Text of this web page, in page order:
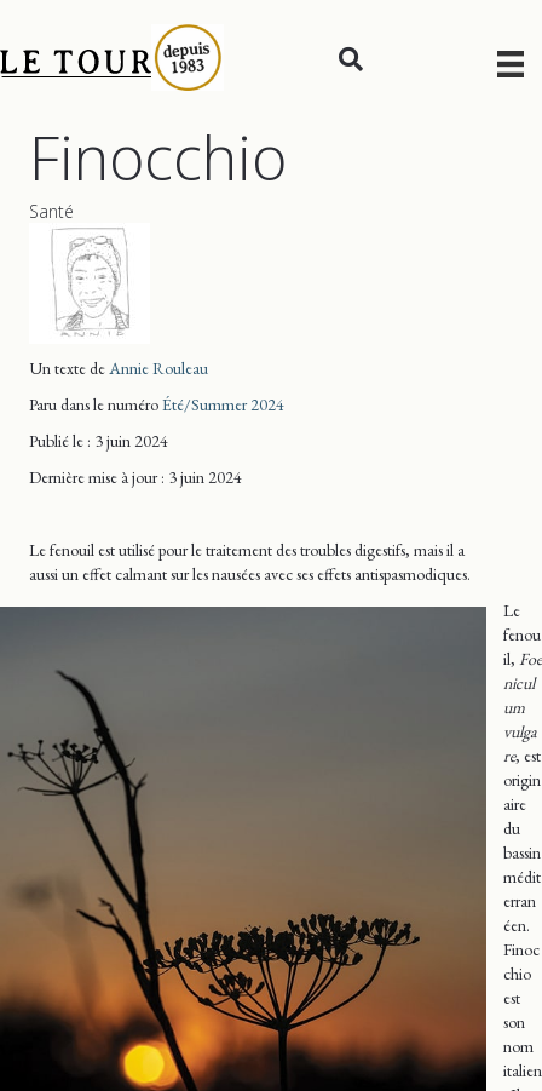
Finocchio
Santé
Un texte deAnnie Rouleau
Paru dans le numéroÉté/Summer 2024
Publié le : 3 juin 2024
Dernière mise à jour: 3 juin 2024
Le fenouil est utilisé pour le traitement des troubles digestifs, mais il a
aussi un effet calmant sur les nausées avec ses effets antispasmodiques.
Le
fenou
il, Foe
nicul
um
vulga
re, est
origin
aire
du
bassin
médit
erran
éen.
Finoc
chio
est
son
nom
italien